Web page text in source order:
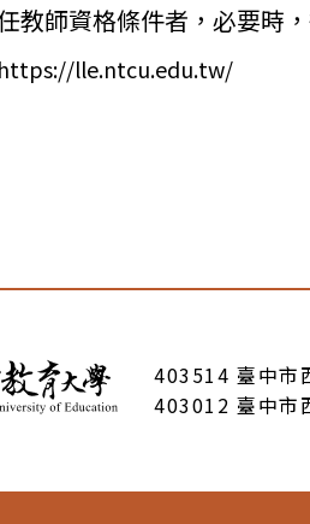
教師資格條件者，必要時，
https://lle.ntcu.edu.tw/
403514 臺中
403012 臺中